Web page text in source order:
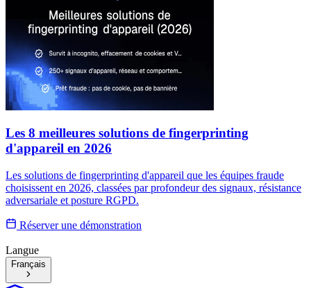
Les 8 meilleures solutions de fingerprinting
d'appareil en 2026
Les solutions de fingerprinting d'appareil que les équipes fraude
choisissent en 2026, classées par profondeur des signaux, résistance
adversariale et posture RGPD.
Réserver une démonstration
Langue
Français